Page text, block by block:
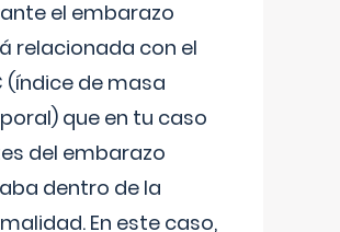
el embarazo
relacionada con el
(índice de masa
que en tu caso
del embarazo
dentro de la
En este caso,